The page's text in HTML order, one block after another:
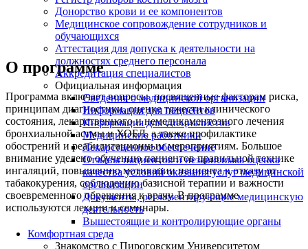
Донорство крови и ее компонентов
Медицинское сопровождение сотрудников и
обучающихся
Аттестация для допуска к деятельности на
должностях среднего персонала
Аккредитация специалистов
Официальная информация
Сведения о медицинской организации
Информация для пациентов
Информация для специалистов
Медицинские работники
Лекарственное обеспечение
Отзывы пациентов и независимая оценка
качества условий оказания услуг медицинской
организации
Документы, регламентирующие медицинскую
деятельность
Вышестоящие и контролирующие органы
Комфортная среда
Знакомство с Пироговским Университетом
О программе
Программа включает вопросы, посвященные факторам риска,
принципам диагностики, оценке тяжести клинического
состояния, лекарственного и немедикаментозного лечения
бронхиальной астмы и ХОБЛ, а также профилактике
обострений и реабилитационным мероприятиям. Большое
внимание уделено обучению пациентов правильной технике
ингаляций, повышению мотивации пациента к отказу от
табакокурения, соблюдению базисной терапии и важности
своевременного обращения к врачу. В программе
используются лекции и семинары.